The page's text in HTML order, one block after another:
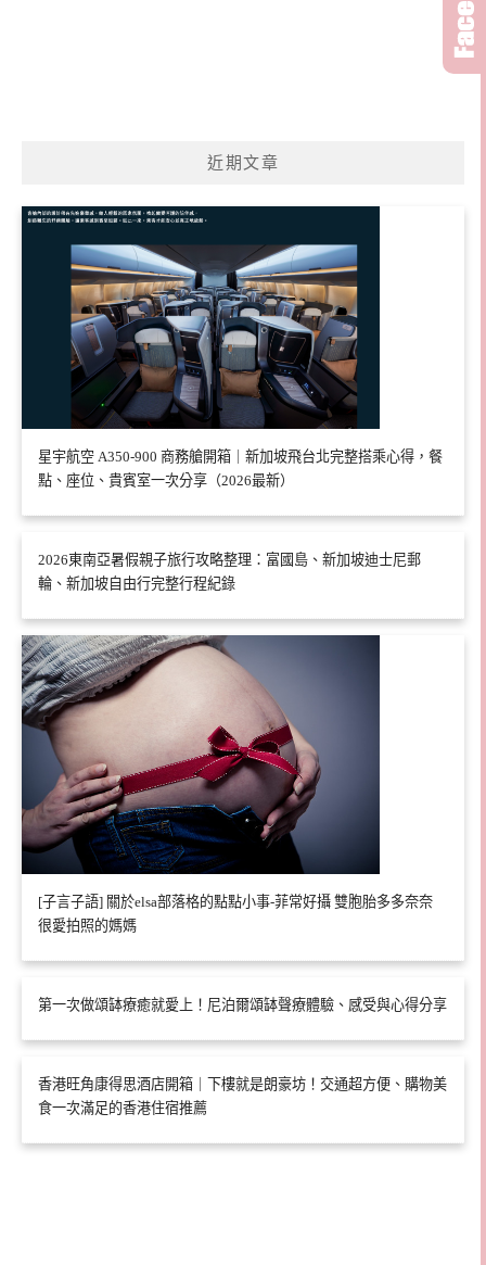
近期文章
星宇航空 A350-900 商務艙開箱｜新加坡飛台北完整搭乘心得，餐
點、座位、貴賓室一次分享（2026最新）
2026東南亞暑假親子旅行攻略整理：富國島、新加坡迪士尼郵
輪、新加坡自由行完整行程紀錄
[子言子語] 關於elsa部落格的點點小事-菲常好攝 雙胞胎多多奈奈
很愛拍照的媽媽
第一次做頌缽療癒就愛上！尼泊爾頌缽聲療體驗、感受與心得分享
香港旺角康得思酒店開箱｜下樓就是朗豪坊！交通超方便、購物美
食一次滿足的香港住宿推薦